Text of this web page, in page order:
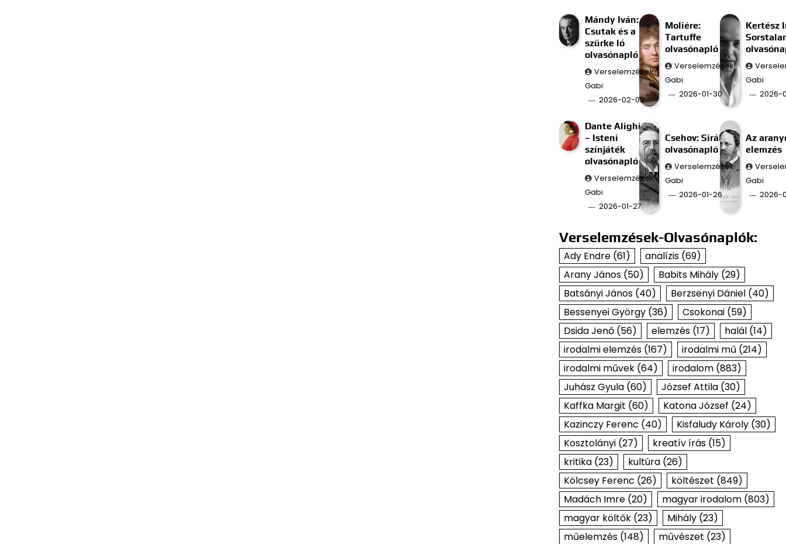
Mándy Iván:
Csutak és a
szürke ló
olvasónapló
Verselemzések
Gabi
2026-02-02
Moliére:
Tartuffe
olvasónapló
Verselemzések
Gabi
2026-01-30
Kertész
Gabi
2026-
Dante Alighieri
– Isteni
színjáték
olvasónapló
Verselemzések
Gabi
2026-01-27
Csehov: Sirály
olvasónapló
Verselemzések
Gabi
2026-01-26
Az
elemzés
Gabi
2026-
Verselemzések-Olvasónaplók:
Ady Endre(61) analízis(69)
Arany János(50) Babits Mihály(29)
Batsányi János(40) Berzsenyi Dániel(40)
Bessenyei György(36) Csokonai(59)
Dsida Jenő(56) elemzés(17) halál(14)
irodalmi elemzés(167) irodalmi mű (214)
irodalmi művek(64) irodalom(883)
Juhász Gyula(60) József Attila(30)
Kaffka Margit (60) Katona József (24)
Kazinczy Ferenc (40) Kisfaludy Károly(30)
Kosztolányi(27) kreatív írás(15)
kritika(23) kultúra(26)
Kölcsey Ferenc (26) költészet (849)
Madách Imre(20) magyar irodalom(803)
magyar költők(23) Mihály(23)
műelemzés(148) művészet (23)